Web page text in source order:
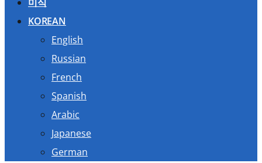
KOREAN
English
Russian
French
Spanish
Arabic
Japanese
German